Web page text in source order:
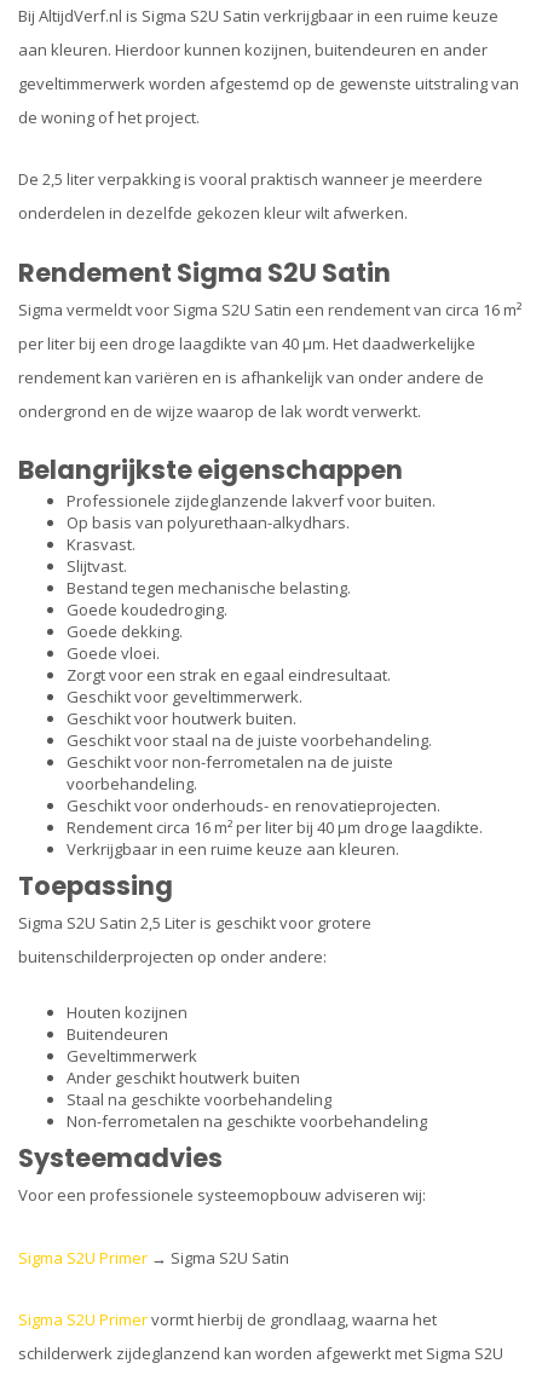
Bij AltijdVerf.nl is Sigma S2U Satin verkrijgbaar in een ruime keuze
aan kleuren. Hierdoor kunnen kozijnen, buitendeuren en ander
geveltimmerwerk worden afgestemd op de gewenste uitstraling van
de woning of het project.
De 2,5 liter verpakking is vooral praktisch wanneer je meerdere
onderdelen in dezelfde gekozen kleur wilt afwerken.
Rendement Sigma S2U Satin
Sigma vermeldt voor Sigma S2U Satin een rendement van circa 16 m²
per liter bij een droge laagdikte van 40 µm. Het daadwerkelijke
rendement kan variëren en is afhankelijk van onder andere de
ondergrond en de wijze waarop de lak wordt verwerkt.
Belangrijkste eigenschappen
Professionele zijdeglanzende lakverf voor buiten.
Op basis van polyurethaan-alkydhars.
Krasvast.
Slijtvast.
Bestand tegen mechanische belasting.
Goede koudedroging.
Goede dekking.
Goede vloei.
Zorgt voor een strak en egaal eindresultaat.
Geschikt voor geveltimmerwerk.
Geschikt voor houtwerk buiten.
Geschikt voor staal na de juiste voorbehandeling.
Geschikt voor non-ferrometalen na de juiste
voorbehandeling.
Geschikt voor onderhouds- en renovatieprojecten.
Rendement circa 16 m² per liter bij 40 µm droge laagdikte.
Verkrijgbaar in een ruime keuze aan kleuren.
Toepassing
Sigma S2U Satin 2,5 Liter is geschikt voor grotere
buitenschilderprojecten op onder andere:
Houten kozijnen
Buitendeuren
Geveltimmerwerk
Ander geschikt houtwerk buiten
Staal na geschikte voorbehandeling
Non-ferrometalen na geschikte voorbehandeling
Systeemadvies
Voor een professionele systeemopbouw adviseren wij:
Sigma S2U Primer → Sigma S2U Satin
Sigma S2U Primervormt hierbij de grondlaag, waarna het
schilderwerk zijdeglanzend kan worden afgewerkt met Sigma S2U